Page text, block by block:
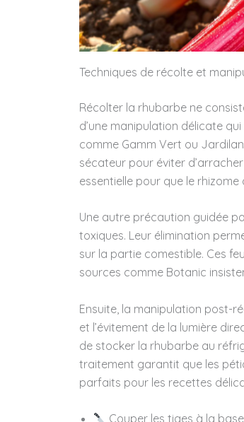
Techniques de récolte et
Récolter la rhubarbe ne
d’une manipulation délicate
comme Gamm Vert ou
sécateur pour éviter
essentielle pour que le
Une autre précaution guidée
toxiques. Leur élimination
sur la partie comestible. Ces
sources comme Botanic
Ensuite, la manipulation post-
et l’évitement de la lumière
de stocker la rhubarbe au
traitement garantit que les
parfaits pour les recettes
Couper les tiges à la